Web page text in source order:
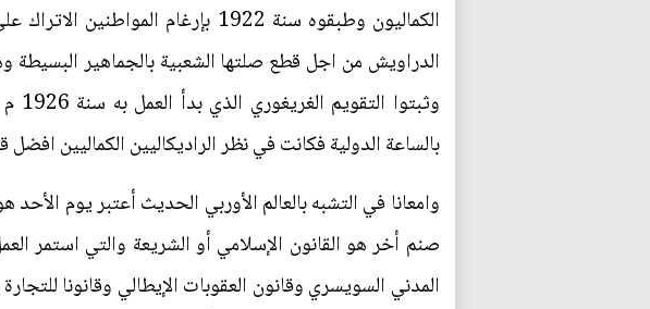
الكماليون وطبقوه سنة 1922
الدراويش من اجل قطع صلتها الشعبية بالجماهير البسيطة
بالساعة الدولية فكانت في نظر الراديكاليين الكماليين
المدني السويسري وقانون العقوبات الإيطالي وقانونا